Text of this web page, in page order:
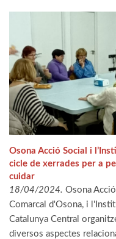
Osona Acció Social i
cicle de xerrades per a
cuidar
18/04/2024. Osona
Comarcal d'Osona, i
Catalunya Central
diversos aspectes